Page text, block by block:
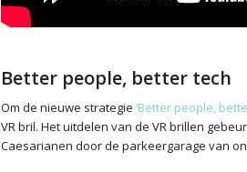
Better people, better tech
Om de nieuwe strategie ‘Better people,
VR bril. Het uitdelen van de VR brillen
Caesarianen door de parkeergarage van